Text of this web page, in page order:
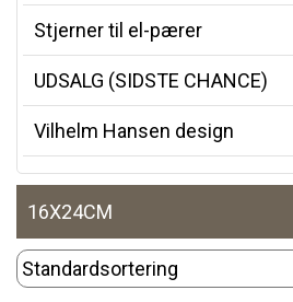
Stjerner til el-pærer
UDSALG (SIDSTE CHANCE)
Vilhelm Hansen design
16X24CM